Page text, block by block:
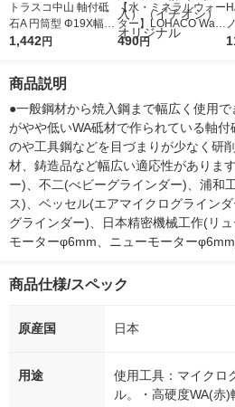
トラスコ中山 軸付砥
石A 円筒型 Φ19X幅19
X軸6 #36 MA-501P 1
1,442円
【水・ミネラルウォー
ター】LOHACO Wate
r（ロハコウォータ
490円
商品説明
●一般鋼材から焼入鋼まで幅広く使用
がやや低いWA砥材で作られている軸
のや工具鋼などを目づまりが少なく研
材、鋳造品など幅広い適応性がありま
ー)、不二(べビーグラインダー)、浦和
ス)、ベッセル(エアマイクログライン
グラインダー)、日本精密機械工作(リ
モーターφ6mm、ニューモーター
商品仕様/スペック
原産国 日本
用途
使用工具：マイクロ
ル。・高硬度WA(赤